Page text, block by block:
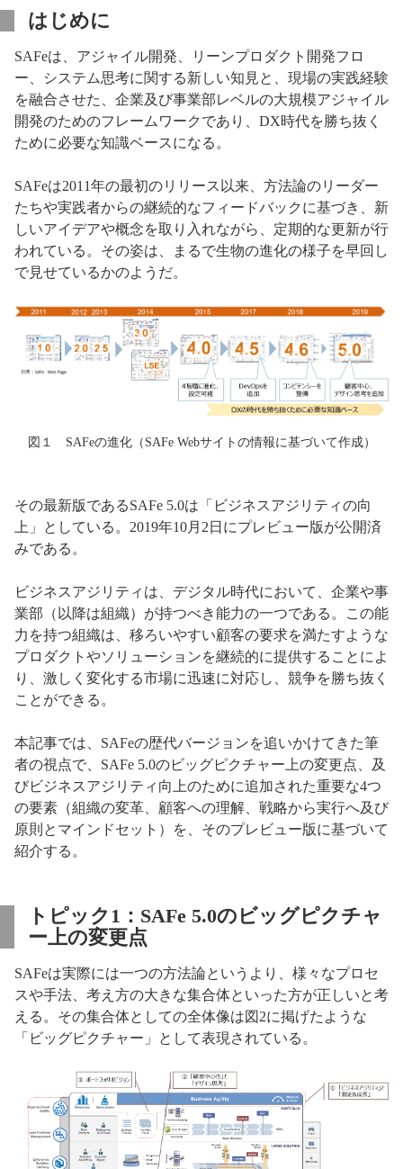
はじめに
SAFeは、アジャイル開発、リーンプロダクト開発フロ
ー、システム思考に関する新しい知見と、現場の実践経験
を融合させた、企業及び事業部レベルの大規模アジャイル
開発のためのフレームワークであり、DX時代を勝ち抜く
ために必要な知識ベースになる。
SAFeは2011年の最初のリリース以来、方法論のリーダー
たちや実践者からの継続的なフィードバックに基づき、新
しいアイデアや概念を取り入れながら、定期的な更新が行
われている。その姿は、まるで生物の進化の様子を早回し
で見せているかのようだ。
図１ SAFeの進化（SAFe Webサイトの情報に基づいて作成）
その最新版であるSAFe 5.0は「ビジネスアジリティの向
上」としている。2019年10月2日にプレビュー版が公開済
みである。
ビジネスアジリティは、デジタル時代において、企業や事
業部（以降は組織）が持つべき能力の一つである。この能
力を持つ組織は、移ろいやすい顧客の要求を満たすような
プロダクトやソリューションを継続的に提供することによ
り、激しく変化する市場に迅速に対応し、競争を勝ち抜く
ことができる。
本記事では、SAFeの歴代バージョンを追いかけてきた筆
者の視点で、SAFe 5.0のビッグピクチャー上の変更点、及
びビジネスアジリティ向上のために追加された重要な4つ
の要素（組織の変革、顧客への理解、戦略から実行へ及び
原則とマインドセット）を、そのプレビュー版に基づいて
紹介する。
トピック1：SAFe 5.0のビッグピクチャ
ー上の変更点
SAFeは実際には一つの方法論というより、様々なプロセ
スや手法、考え方の大きな集合体といった方が正しいと考
える。その集合体としての全体像は図2に掲げたような
「ビッグピクチャー」として表現されている。